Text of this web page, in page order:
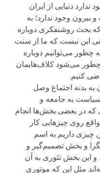
ندارد دنیایی از ایران
وجود ندارد؛ به
که بحث روشنفکری دوباره
این نیست که ما از سنت
چطور می‌توانیم دوباره
می‌شود کلاف‌هایمان
کنیم.
بدنه اجتماع وصل
به جامعه و
که در بعضی بخش‌ها انجام
روی چیزهایی کار
چیزی داریم به اسم
و بخش تصمیم‌گیر و
این بخش تئوری به آن
مثل این که موتوری